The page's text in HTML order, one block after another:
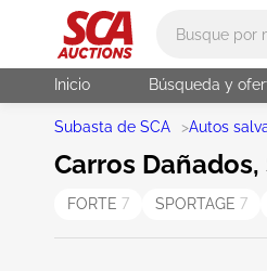
Inicio Búsqueda y
Subasta de SCA >Autos
Carros
FORTE 7 SPORTAGE 7